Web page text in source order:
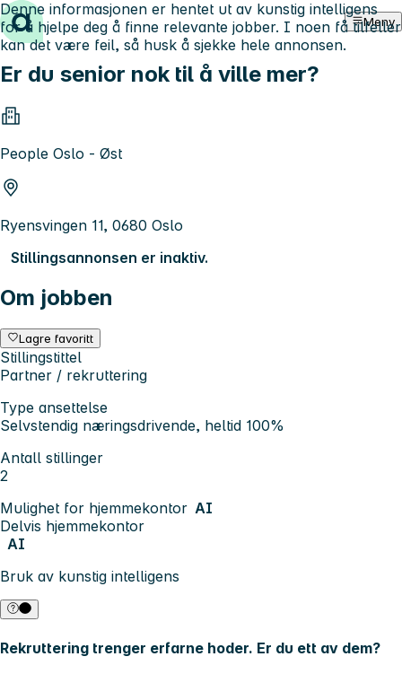
Hopp til innhold Meny
Er du senior nok til å ville mer?
People Oslo - Øst
Ryensvingen 11, 0680 Oslo
Stillingsannonsen er inaktiv.
Om jobben
Lagre favoritt
Stillingstittel
Partner / rekruttering
Type ansettelse
Selvstendig næringsdrivende, heltid 100%
Antall stillinger
2
Mulighet for hjemmekontor AI
Delvis hjemmekontor
AI
Bruk av kunstig intelligens
Denne informasjonen er hentet ut av kunstig intelligens
for å hjelpe deg å finne relevante jobber. I noen få tilfeller
kan det være feil, så husk å sjekke hele annonsen.
Rekruttering trenger erfarne hoder. Er du ett av dem?